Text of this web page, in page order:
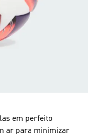
em perfeito
ar para minimizar